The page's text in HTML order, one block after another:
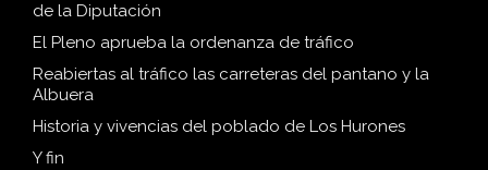
de la Diputación
El Pleno aprueba la ordenanza de tráfico
Reabiertas al tráfico las carreteras del pantano y la
Albuera
Historia y vivencias del poblado de Los Hurones
Y fin